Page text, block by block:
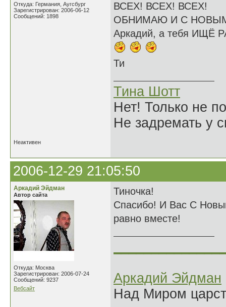
Откуда: Германия, Аугсбург
Зарегистрирован: 2006-06-12
Сообщений: 1898
ВСЕХ! ВСЕХ! ВСЕХ!
ОБНИМАЮ И С
Аркадий, а тебя ИЩЁ
Ти
Тина Шотт
Нет! Только не
Не задремать у
Неактивен
2006-12-29 21:05:50
Аркадий Эйдман
Автор сайта
Откуда: Москва
Зарегистрирован: 2006-07-24
Сообщений: 9237
Вебсайт
Тиночка!
Спасибо! И Вас С
равно вместе!
Аркадий Эйдман
Над Миром